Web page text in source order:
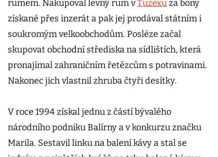
rumem. Nakupoval levný rum vTuzexuza bony
získané přes inzerát a pak jej prodával státním i
soukromým velkoobchodům. Posléze začal
skupovat obchodní střediska na sídlištích, která
pronajímal zahraničním řetězcům s potravinami.
Nakonec jich vlastnil zhruba čtyři desítky.
V roce 1994 získal jednu z částí bývalého
národního podniku Balírny a v konkurzu značku
Marila. Sestavil linku na balení kávy a stal se